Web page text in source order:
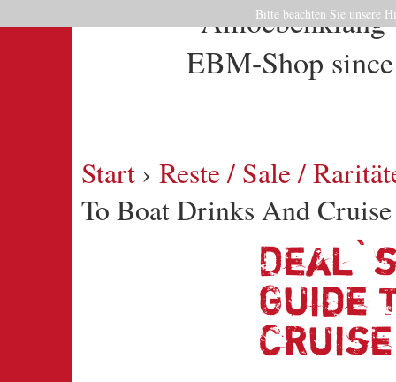
Start › Reste / Sale /
To Boat Drinks And
Deal`s
Guide
Bitte beachten Sie unsere